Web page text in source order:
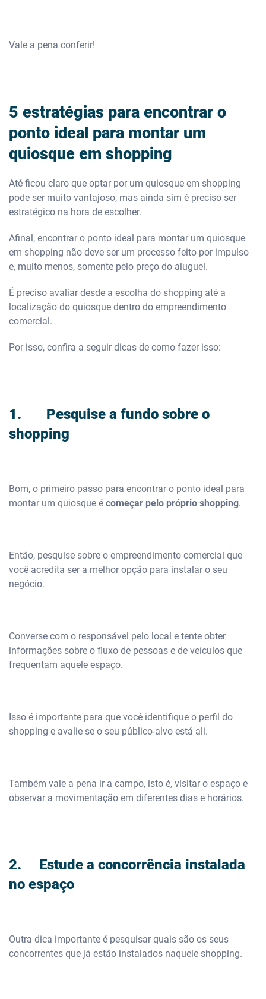
Vale a pena conferir!
5 estratégias para encontrar o
ponto ideal para montar um
quiosque em shopping
Até ficou claro que optar por um quiosque em shopping
pode ser muito vantajoso, mas ainda sim é preciso ser
estratégico na hora de escolher.
Afinal, encontrar o ponto ideal para montar um quiosque
em shopping não deve ser um processo feito por impulso
e, muito menos, somente pelo preço do aluguel.
É preciso avaliar desde a escolha do shopping até a
localização do quiosque dentro do empreendimento
comercial.
Por isso, confira a seguir dicas de como fazer isso:
1. Pesquise a fundo sobre o
shopping
Bom, o primeiro passo para encontrar o ponto ideal para
montar um quiosque é começar pelo próprio shopping.
Então, pesquise sobre o empreendimento comercial que
você acredita ser a melhor opção para instalar o seu
negócio.
Converse com o responsável pelo local e tente obter
informações sobre o fluxo de pessoas e de veículos que
frequentam aquele espaço.
Isso é importante para que você identifique o perfil do
shopping e avalie se o seu público-alvo está ali.
Também vale a pena ir a campo, isto é, visitar o espaço e
observar a movimentação em diferentes dias e horários.
2. Estude a concorrência instalada
no espaço
Outra dica importante é pesquisar quais são os seus
concorrentes que já estão instalados naquele shopping.